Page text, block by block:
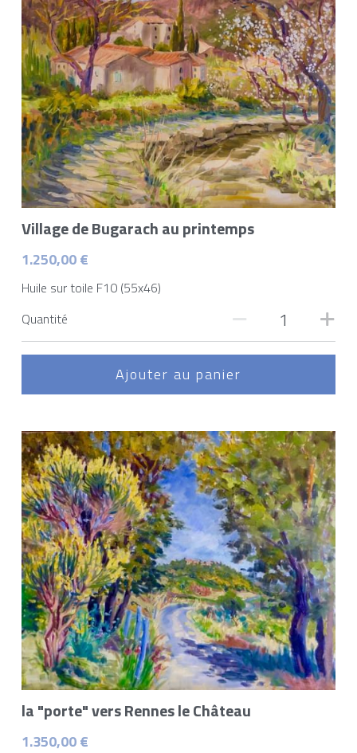
Village de Bugarach au printemps
1.250,00 €
Huile sur toile F10 (55x46)
Quantité
Ajouter au panier
la "porte" vers Rennes le Château
1.350,00 €